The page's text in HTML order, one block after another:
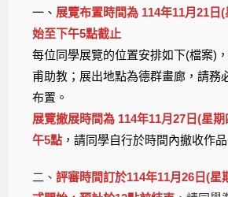
一、 展覽布置時間為 114年11月21日
始至下午5點截止
每位同學展覽的位置安排如下(檔案)
甫助教；展出地點為德群畫廊，請務
布置。
展覽撤展時間為 114年11月27日(星
午5點 ，請同學自行於時間內撤收作品
二、評審時間訂於114年11月26日(星